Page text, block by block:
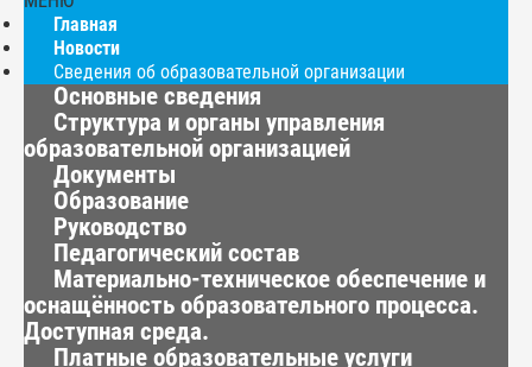
Главная
Новости
Сведения об образовательной организации
Основные сведения
Структура и органы управления
образовательной организацией
Документы
Образование
Руководство
Педагогический состав
Материально-техническое обеспечение и
оснащённость образовательного процесса.
Доступная среда.
Платные образовательные услуги